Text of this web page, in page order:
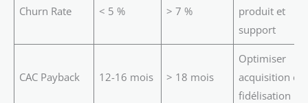
Churn Rate < 5 % > 7 %
produit et
support
CAC Payback 12-16 mois > 18 mois
Optimiser
acquisition et
fidélisation